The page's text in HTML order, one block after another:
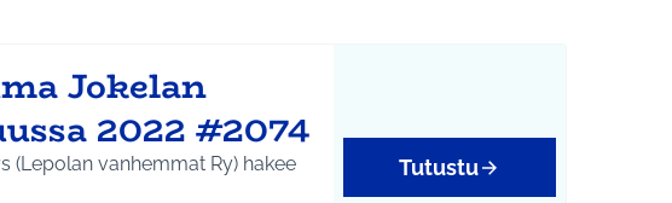
Jokelan
2022 #2074
(Lepolan vanhemmat Ry) hakee
Tutustu